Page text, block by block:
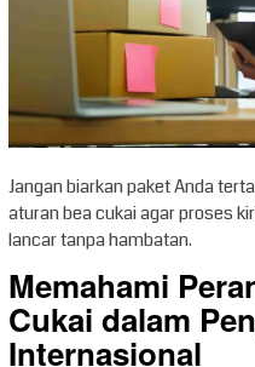
Jangan biarkan paket Anda
aturan bea cukai agar proses
lancar tanpa hambatan.
Memahami
Cukai dalam